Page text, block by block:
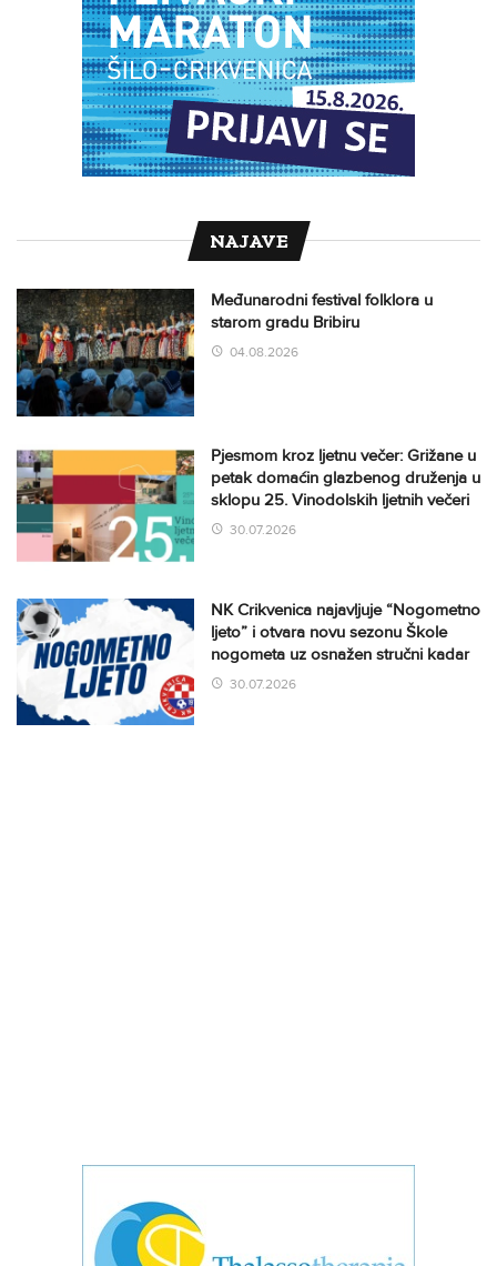
NAJAVE
Međunarodni festival folklora u
starom gradu Bribiru
04.08.2026
Pjesmom kroz ljetnu večer: Grižane u
petak domaćin glazbenog druženja u
sklopu 25. Vinodolskih ljetnih večeri
30.07.2026
NK Crikvenica najavljuje “Nogometno
ljeto” i otvara novu sezonu Škole
nogometa uz osnažen stručni kadar
30.07.2026